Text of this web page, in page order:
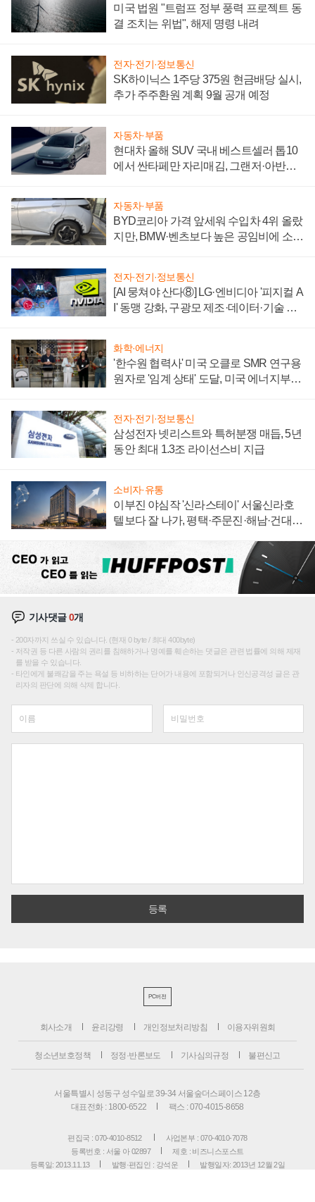
미국 법원 "트럼프 정부 풍력 프로젝트 동
결 조치는 위법", 해제 명령 내려
전자·전기·정보통신
SK하이닉스 1주당 375원 현금배당 실시,
추가 주주환원 계획 9월 공개 예정
자동차·부품
현대차 올해 SUV 국내 베스트셀러 톱10
에서 싼타페만 자리매김, 그랜저·아반떼
자동차·부품
BYD코리아 가격 앞세워 수입차 4위 올랐
지만, BMW·벤츠보다 높은 공임비에 소비
전자·전기·정보통신
[AI 뭉쳐야 산다⑧] LG·엔비디아 '피지컬 A
I' 동맹 강화, 구광모 제조·데이터·기술 결
화학·에너지
'한수원 협력사' 미국 오클로 SMR 연구용
원자로 '임계 상태' 도달, 미국 에너지부
전자·전기·정보통신
삼성전자 넷리스트와 특허분쟁 매듭, 5년
동안 최대 1.3조 라이선스비 지급
소비자·유통
이부진 야심작 '신라스테이' 서울신라호
텔보다 잘 나가, 평택·주문진·해남·건대로
기사댓글0개
200자까지 쓰실 수 있습니다. (현재 0 byte / 최대 400byte)
저작권 등 다른 사람의 권리를 침해하거나 명예를 훼손하는 댓글은 관련 법률에 의해 제재
를 받을 수 있습니다.
타인에게 불쾌감을 주는 욕설 등 비하하는 단어가 내용에 포함되거나 인신공격성 글은 관
리자의 판단에 의해 삭제 합니다.
PC버전
회사소개 윤리강령 개인정보처리방침 이용자위원회
청소년보호정책 정정·반론보도 기사심의규정 불편신고
서울특별시 성동구 성수일로 39-34 서울숲더스페이스 12층
대표전화 : 1800-6522
팩스 : 070-4015-8658
편집국 : 070-4010-8512
사업본부 : 070-4010-7078
등록번호 : 서울 아 02897
제호 : 비즈니스포스트
등록일: 2013.11.13
발행·편집인 : 강석운
발행일자: 2013년 12월 2일